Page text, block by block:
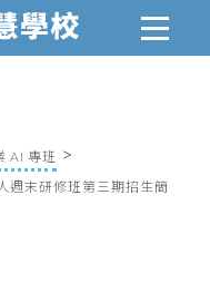
AI 專班
週末研修班第三期招生簡